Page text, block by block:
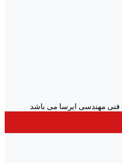
مهندسی ایرسا می باشد